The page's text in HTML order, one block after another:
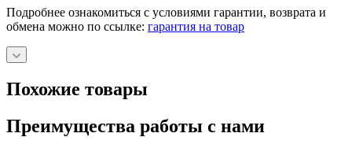
Подробнее ознакомиться с условиями гарантии, возврата и
обмена можно по ссылке: гарантия на товар
Похожие товары
Преимущества работы с нами